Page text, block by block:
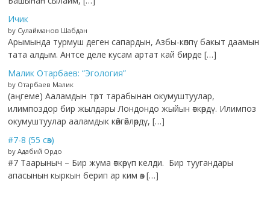
Ичик
by Сулайманов Шабдан
Арымында турмуш деген сапардын, Азбы-көппү бакыт даамын
тата алдым. Антсе деле кусам артат кай бирде […]
Малик Отарбаев: “Эгология”
by Отарбаев Малик
(аңгеме) Ааламдын төрт тарабынан окумуштуулар,
илимпоздор бир жылдары Лондондо жыйын өткөрдү. Илимпоз
окумуштуулар ааламдык көйгөйлөрдү, […]
#7-8 (55 сөз)
by Адабий Ордо
#7 Таарыныч – Бир жума өткөрүп келди. Бир туугандары
апасынын кыркын берип ар ким өз […]